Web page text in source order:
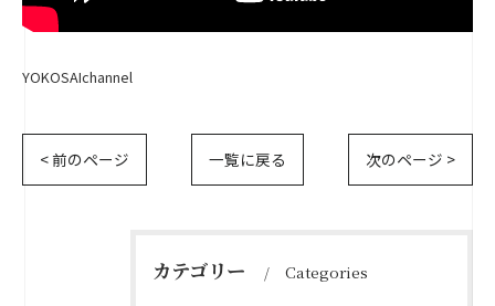
" src="https://www.youtube.com/embed/
YOKOSAIchannel
< 前のページ 一覧に戻る 次のページ >
カテゴリー Categories